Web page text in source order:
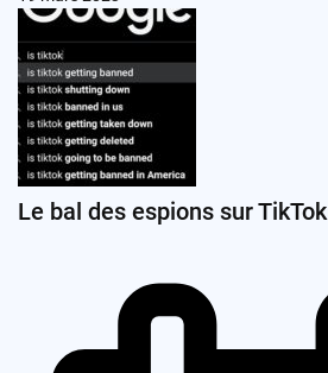
Le bal des espions sur TikTok